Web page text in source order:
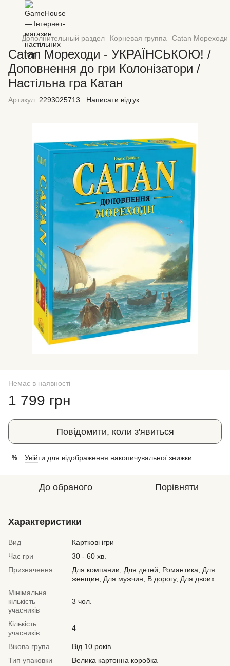
Дополнительный раздел Корневая группа Catan Мореходи
Catan Мореходи - УКРАЇНСЬКОЮ! /
Доповнення до гри Колонізатори /
Настільна гра Катан
Артикул: 2293025713 Написати відгук
Немає в наявності
1 799 грн
Повідомити, коли з'явиться
% Увійти для відображення накопичувальної знижки
До обраного Порівняти
Характеристики
Вид
Карткові ігри
Час гри
30 - 60 хв.
Призначення
Для компании, Для детей, Романтика, Для
женщин, Для мужчин, В дорогу, Для двоих
Мінімальна
кількість
учасників
3 чол.
Кількість
учасників
4
Вікова група
Від 10 років
Тип упаковки
Велика картонна коробка